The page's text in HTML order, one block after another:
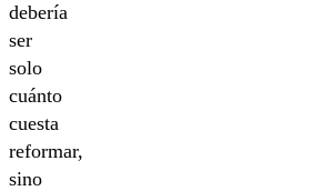
debería
ser
solo
cuánto
cuesta
reformar,
sino